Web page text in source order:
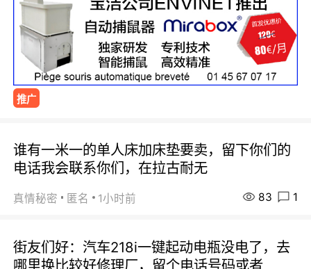
推广
谁有一米一的单人床加床垫要卖，留下你们的
电话我会联系你们，在拉古耐无
真情秘密 匿名 1小时前 83 1
街友们好：汽车218i一键起动电瓶没电了，去
哪里换比较好修理厂，留个电话号码或者